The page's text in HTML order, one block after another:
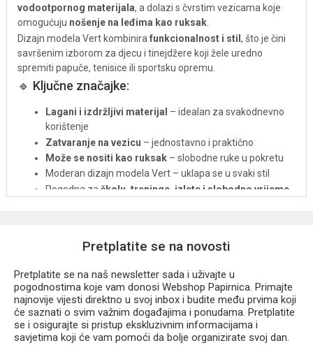
vodootpornog materijala, a dolazi s čvrstim vezicama koje
omogućuju nošenje na leđima kao ruksak.
Dizajn modela Vert kombinira funkcionalnost i stil , što je čini
savršenim izborom za djecu i tinejdžere koji žele uredno
spremiti papuče, tenisice ili sportsku opremu.
🔹 Ključne značajke:
Lagani i izdržljivi materijal – idealan za svakodnevno
korištenje
Zatvaranje na vezicu – jednostavno i praktično
Može se nositi kao ruksak – slobodne ruke u pokretu
Moderan dizajn modela Vert – uklapa se u svaki stil
Pogodna za školu, treninge, izlete i slobodno vrijeme
Pretplatite se na novosti
Pretplatite se na naš newsletter sada i uživajte u
pogodnostima koje vam donosi Webshop Papirnica. Primajte
najnovije vijesti direktno u svoj inbox i budite među prvima koji
će saznati o svim važnim događajima i ponudama. Pretplatite
se i osigurajte si pristup ekskluzivnim informacijama i
savjetima koji će vam pomoći da bolje organizirate svoj dan.